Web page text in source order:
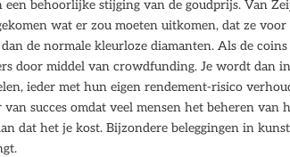
behoorlijke stijging van de goudprijs. Van
wat er zou moeten uitkomen, dat ze
de normale kleurloze diamanten. Als de
door middel van crowdfunding. Je wordt dan
ieder met hun eigen rendement-risico
succes omdat veel mensen het beheren van
dat het je kost. Bijzondere beleggingen in